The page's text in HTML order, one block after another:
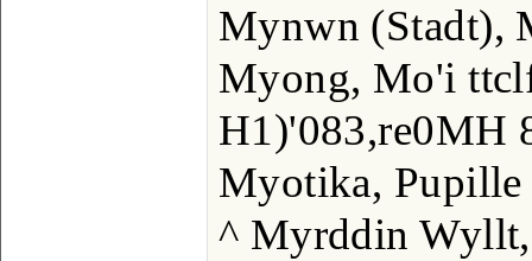
Mynwn (Stadt),
Myong, Mo'i
H1)'083,re0MH
Myotika, Pupille
^ Myrddin